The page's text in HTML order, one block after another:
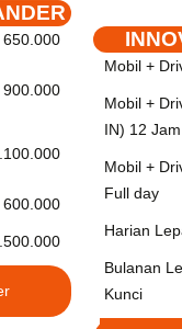
650.000
900.000
600.000
Mobil +
Mobil +
IN) 12 Jam
Mobil +
Full day
Harian
Bulanan
Kunci